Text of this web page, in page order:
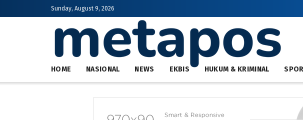
Sunday, August 9, 2026
HOME NASIONAL NEWS EKBIS HUKUM & KRIMINAL